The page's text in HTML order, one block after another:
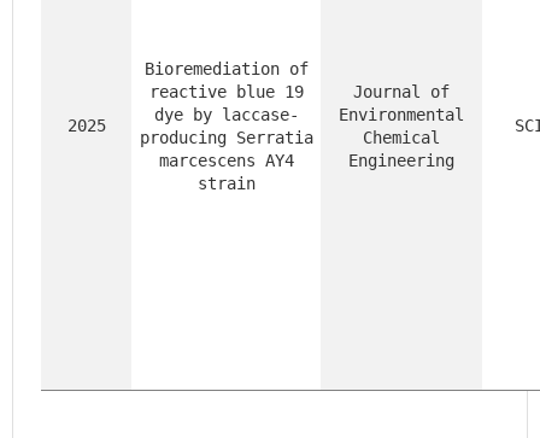
2025
Bioremediation of
reactive blue 19
dye by laccase-
producing Serratia
marcescens AY4
strain
Journal of
Environmental
Chemical
Engineering